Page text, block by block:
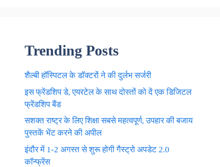
Trending Posts
शैल्बी हॉस्पिटल के डॉक्टरों ने की दुर्लभ सर्जरी
इस फ्रेंडशिप डे, एयरटेल के साथ दोस्तों को दें एक डिजिटल
फ्रेंडशिप बैंड
सशक्त राष्ट्र के लिए शिक्षा सबसे महत्वपूर्ण, उपहार की बजाय
पुस्तकें भेंट करने की अपील
इंदौर में 1-2 अगस्त से शुरू होगी गैस्ट्रो अपडेट 2.0
कॉन्फ्रेंस